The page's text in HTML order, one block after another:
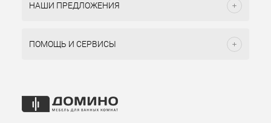
НАШИ ПРЕДЛОЖЕНИЯ
ПОМОЩЬ И СЕРВИСЫ